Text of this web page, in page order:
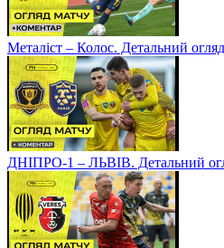
Металіст – Колос. Детальний
ДНІПРО-1 – ЛЬВІВ. Детальний